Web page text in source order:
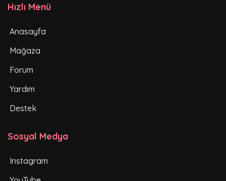
Hızlı Menü
Anasayfa
Mağaza
Forum
Yardım
Destek
Sosyal Medya
Instagram